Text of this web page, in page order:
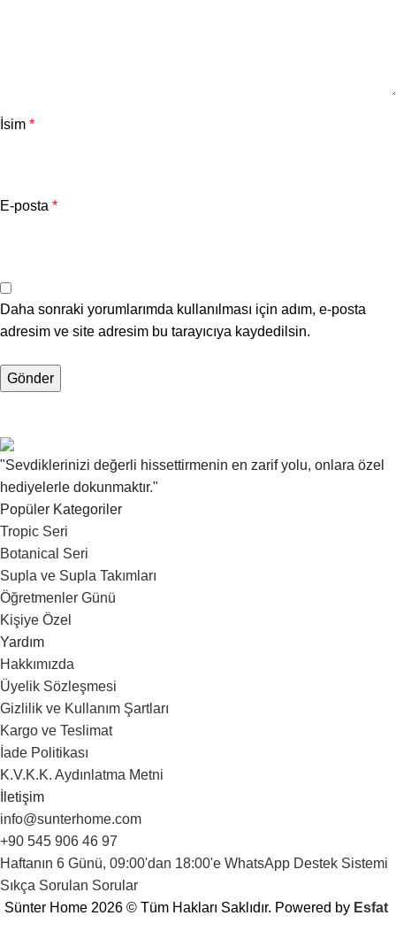
İsim *
E-posta *
Daha sonraki yorumlarımda kullanılması için adım, e-posta
adresim ve site adresim bu tarayıcıya kaydedilsin.
"Sevdiklerinizi değerli hissettirmenin en zarif yolu, onlara özel
hediyelerle dokunmaktır."
Popüler Kategoriler
Tropic Seri
Botanical Seri
Supla ve Supla Takımları
Öğretmenler Günü
Kişiye Özel
Yardım
Hakkımızda
Üyelik Sözleşmesi
Gizlilik ve Kullanım Şartları
Kargo ve Teslimat
İade Politikası
K.V.K.K. Aydınlatma Metni
İletişim
info@sunterhome.com
+90 545 906 46 97
Haftanın 6 Günü, 09:00'dan 18:00'e WhatsApp Destek Sistemi
Sıkça Sorulan Sorular
Sünter Home 2026 © Tüm Hakları Saklıdır. Powered by Esfat